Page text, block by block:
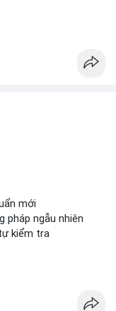
Hành vi này nghiêng
ngụ ý kỳ vọng tăng
được củng cố nhẹ,
chuyển tiếp
xúc. Khối lượng này
dòng tiền vào sàn
mới
pháp ngẫu nhiên
kiểm tra